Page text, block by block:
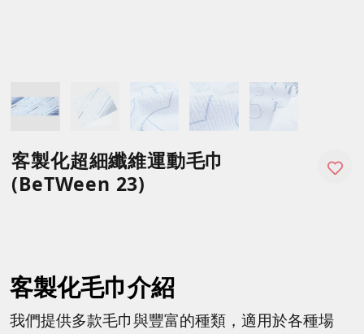
客製化超細纖維運動毛巾
(BeTWeen 23)
客製化毛巾介紹
我們提供多款毛巾與豐富的種類，適用於各種場